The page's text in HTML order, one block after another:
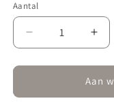
Aantal
Aantal
verlagen
voor
Morning
625
Aan